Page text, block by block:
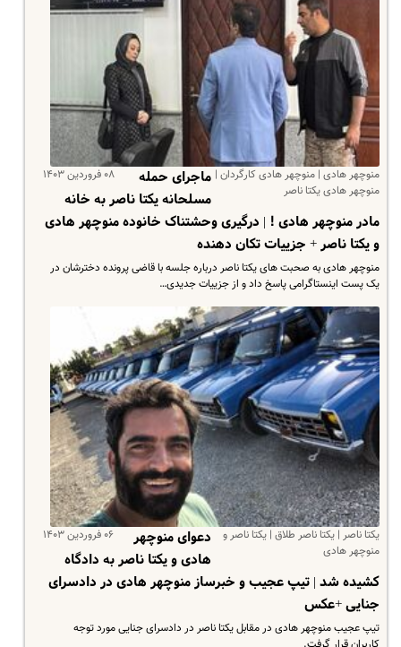
منوچهر هادی | منوچهر هادی کارگردان |
منوچهر هادی یکتا ناصر
۰۸ فروردین ۱۴۰۳
ماجرای حمله
مسلحانه یکتا ناصر به خانه
مادر منوچهر هادی ! | درگیری وحشتناک خانوده منوچهر هادی
و یکتا ناصر + جزییات تکان دهنده
منوچهر هادی به صحبت های یکتا ناصر درباره جلسه با قاضی پرونده دخترشان در
یک پست اینستاگرامی پاسخ داد و از جزییات جدیدی…
یکتا ناصر | یکتا ناصر طلاق | یکتا ناصر و
منوچهر هادی
۰۶ فروردین ۱۴۰۳
دعوای منوچهر
هادی و یکتا ناصر به دادگاه
کشیده شد | تیپ عجیب و خبرساز منوچهر هادی در دادسرای
جنایی +عکس
تیپ عجیب منوچهر هادی در مقابل یکتا ناصر در دادسرای جنایی مورد توجه